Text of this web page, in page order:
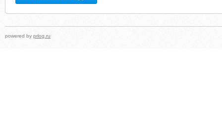
powered by prlog.ru